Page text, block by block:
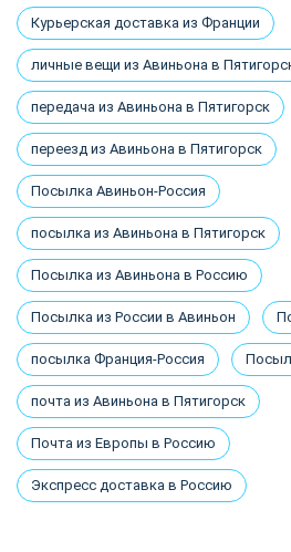
Курьерская доставка из Франции
личные вещи из Авиньона в
передача из Авиньона в Пятигорск
переезд из Авиньона в Пятигорск
Посылка Авиньон-Россия
посылка из Авиньона в Пятигорск
Посылка из Авиньона в Россию
Посылка из России в Авиньон
посылка Франция-Россия
почта из Авиньона в Пятигорск
Почта из Европы в Россию
Экспресс доставка в Россию